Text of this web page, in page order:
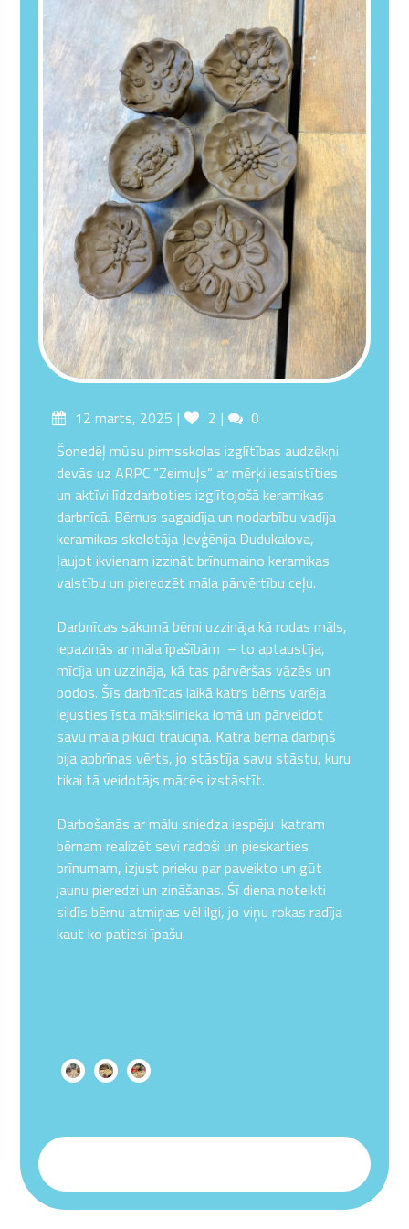
Posted12 marts, 2025 Likes
2 Comments
0
Šonedēļ mūsu pirmsskolas izglītības audzēkņi
devās uz ARPC “Zeimuļs” ar mērķi iesaistīties
un aktīvi līdzdarboties izglītojošā keramikas
darbnīcā. Bērnus sagaidīja un nodarbību vadīja
keramikas skolotāja Jevģēnija Dudukalova,
ļaujot ikvienam izzināt brīnumaino keramikas
valstību un pieredzēt māla pārvērtību ceļu.
Darbnīcas sākumā bērni uzzināja kā rodas māls,
iepazinās ar māla īpašībām – to aptaustīja,
mīcīja un uzzināja, kā tas pārvēršas vāzēs un
podos. Šīs darbnīcas laikā katrs bērns varēja
iejusties īsta mākslinieka lomā un pārveidot
savu māla pikuci trauciņā. Katra bērna darbiņš
bija apbrīnas vērts, jo stāstīja savu stāstu, kuru
tikai tā veidotājs mācēs izstāstīt.
Darbošanās ar mālu sniedza iespēju katram
bērnam realizēt sevi radoši un pieskarties
brīnumam, izjust prieku par paveikto un gūt
jaunu pieredzi un zināšanas. Šī diena noteikti
sildīs bērnu atmiņas vēl ilgi, jo viņu rokas radīja
kaut ko patiesi īpašu.